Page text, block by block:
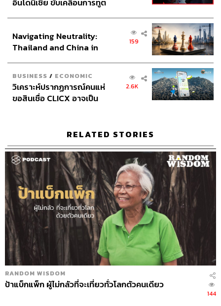
ริต้ารู้สึกว่าการทำงานเราต้องสนุกกับงาน อันนี้เป็นวิสัยทัศน์
ของเราอย่างหนึ่ง ริต้ามาทำงานทุกวันนี้ต้องสนุกกับมัน คุณ
พ่อสอนริต้ามาตั้งแต่เด็กว่าต้องรักและสนุกในสิ่งที่เราทำ
ฉะนั้นแล้วสิ่งที่ริต้าให้ตลอดคือให้เด็กมีความสนุก อย่าคิดว่า
ใครจะไปไฟนอลวอล์กหรือจะเอาชนะ คิดแค่ว่าวันนี้เราจะมา
ทำอะไรที่มันสนุกมากๆ กัน ให้คิดถึงวันนี้วันเดียว วันหน้ามัน
จะมาเองถ้าเราทำวันนี้ให้ดีที่สุด
การทำงาน ความไว้ใจเป็นเรื่องสำคัญ
เหมือนกันหรือไม่ได้เพื่อนสนิทมาทำงานด้วย ทุกอย่างเลย
ต้องเรียนรู้ คนเราเมื่ออายุมาถึงขั้นหนึ่ง การที่เราจะเชื่อใจ
ใครสักคนหนึ่งมันเป็นเรื่องยิ่งใหญ่มาก การที่ริต้าจะไว้ใจใคร
พอที่จะเล่าความเป็นตัวเองออกมาหรือเปิดเผยตัวตนให้เขารู้
มันใช้เวลา มันไม่ใช่นิสัยเราที่สนิทใจกับใครตั้งแต่วันแรก
การเปลี่ยน Mindset คือการเปลี่ยนทุกอย่าง
ริต้ารู้สึกว่าชีวิตนี้เกิดมาแล้วเราเลือกได้ เราเลือกที่จะทุกข์
หรือสุขได้ ริต้าเลือกที่จะสุขดีกว่า พอเราเลือกจะสุข คนก็บอก
ว่าอีนี่โลกสวย น่ารำคาญ แต่เรารู้สึกว่านี่คือสิ่งที่เราเลือก เรา
อยากจะมีความสุข อยากแบ่งปันรอยยิ้ม อยากแบ่งปันความ
ตลก สนุก เราอยากแบ่งปันสิ่งดีๆ ให้คนอื่น แล้วพอมีความสุข
ก็มีโอกาสจะมอบสิ่งดีๆ ให้คนอื่นมากมาย มันเป็นสิ่งที่ทำอยู่
ตลอด แน่นอนว่าเวลาทำงานเราเป็นคนซีเรียส นอนไม่หลับก็
อินโดนีเซีย ขับเคลื่อนการทูต
อินโดนีเซีย
Navigating Neutrality:
Thailand and China in
159
BUSINESS / ECONOMIC
วิเคราะห์ปรากฏการณ์คนแห่
ขอสินเชื่อ CLICX อาจเป็น
2.6K
RELATED STORIES
RANDOM WISDOM
ป้าแบ็กแพ็ก ผู้ไม่กลัวที่จะเที่ยวทั่วโลกตัวคนเดียว
144